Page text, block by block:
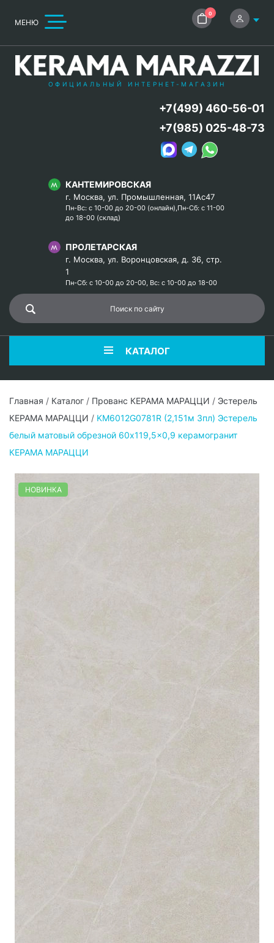
МЕНЮ
0
ОФИЦИАЛЬНЫЙ ИНТЕРНЕТ-МАГАЗИН
КАНТЕМИРОВСКАЯ
г. Москва, ул. Промышленная, 11Ас47
Пн-Вс: с 10-00 до 20-00 (онлайн),Пн-Сб: с 11-00
до 18-00 (склад)
ПРОЛЕТАРСКАЯ
г. Москва, ул. Воронцовская, д. 36, стр.
1
Пн-Сб: с 10-00 до 20-00, Вс: с 10-00 до 18-00
+7(499) 460-56-01
+7(985) 025-48-73
КАТАЛОГ
Главная / Каталог / Прованс КЕРАМА МАРАЦЦИ / Эстерель
КЕРАМА МАРАЦЦИ / KM6012G0781R (2,151м 3пл) Эстерель
белый матовый обрезной 60x119,5x0,9 керамогранит
КЕРАМА МАРАЦЦИ
НОВИНКА